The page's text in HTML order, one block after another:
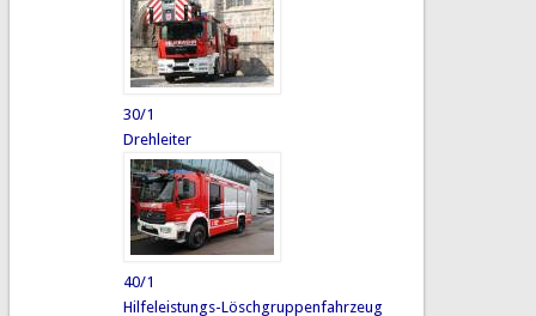
30/1
Drehleiter
40/1
Hilfeleistungs-Löschgruppenfahrzeug